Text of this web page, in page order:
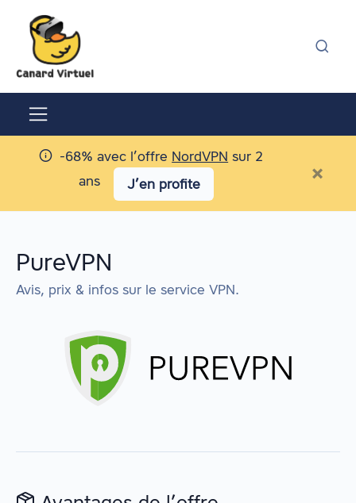
-68% avec l’offre NordVPN sur 2
ans
J’en profite ×
PureVPN
Avis, prix & infos sur le service VPN.